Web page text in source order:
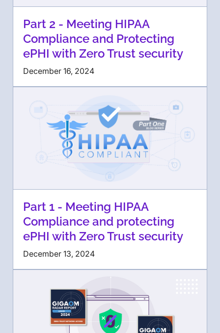
Part 2 - Meeting HIPAA
Compliance and Protecting
ePHI with Zero Trust security
December 16, 2024
Part 1 - Meeting HIPAA
Compliance and protecting
ePHI with Zero Trust security
December 13, 2024